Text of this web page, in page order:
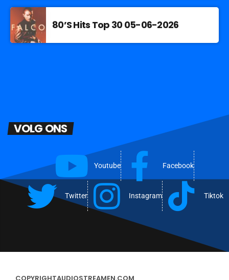
80’S Hits Top 30 05-06-2026
VOLG ONS
Youtube Facebook
Twitter Instagram Tiktok
COPYRIGHTAUDIOSTREAMEN.COM